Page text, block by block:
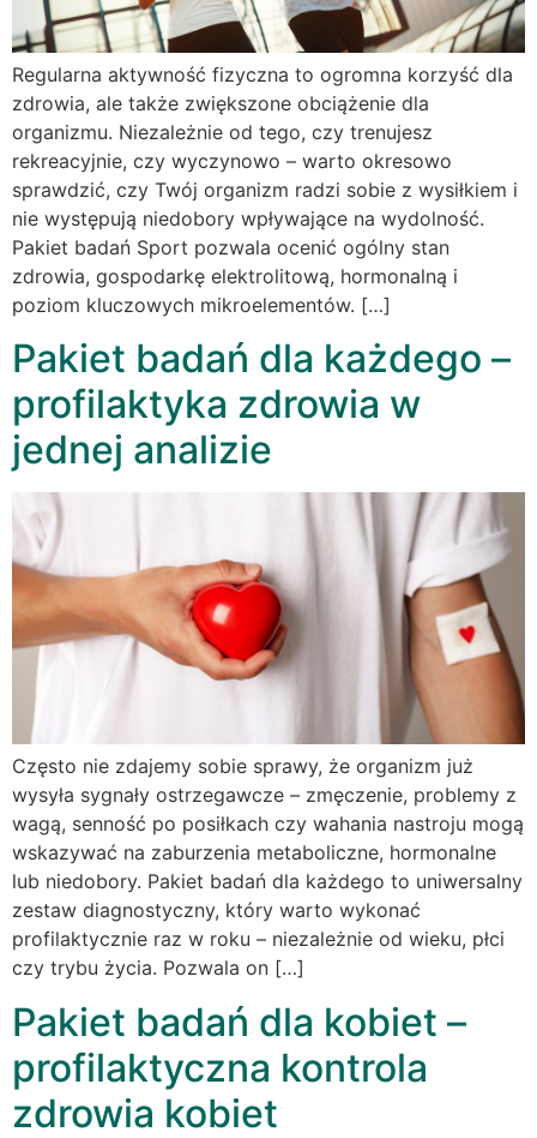
Regularna aktywność fizyczna to ogromna korzyść dla
zdrowia, ale także zwiększone obciążenie dla
organizmu. Niezależnie od tego, czy trenujesz
rekreacyjnie, czy wyczynowo – warto okresowo
sprawdzić, czy Twój organizm radzi sobie z wysiłkiem i
nie występują niedobory wpływające na wydolność.
Pakiet badań Sport pozwala ocenić ogólny stan
zdrowia, gospodarkę elektrolitową, hormonalną i
poziom kluczowych mikroelementów. […]
Pakiet badań dla każdego –
profilaktyka zdrowia w
jednej analizie
Często nie zdajemy sobie sprawy, że organizm już
wysyła sygnały ostrzegawcze – zmęczenie, problemy z
wagą, senność po posiłkach czy wahania nastroju mogą
wskazywać na zaburzenia metaboliczne, hormonalne
lub niedobory. Pakiet badań dla każdego to uniwersalny
zestaw diagnostyczny, który warto wykonać
profilaktycznie raz w roku – niezależnie od wieku, płci
czy trybu życia. Pozwala on […]
Pakiet badań dla kobiet –
profilaktyczna kontrola
zdrowia kobiet